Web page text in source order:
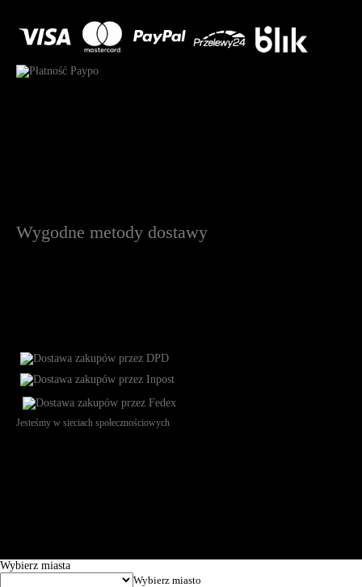
Wygodne metody dostawy
Jesteśmy w sieciach społecznościowych
Wybierz miasta